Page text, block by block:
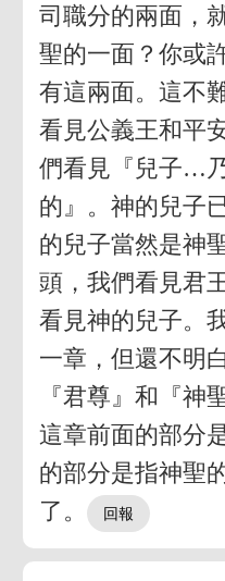
司職分的兩面，
聖的一面？你或
有這兩面。這不
看見公義王和平
們看見『兒子…
的』。神的兒子
的兒子當然是神
頭，我們看見君
看見神的兒子。
一章，但還不明
『君尊』和『神
這章前面的部分
的部分是指神聖
了。